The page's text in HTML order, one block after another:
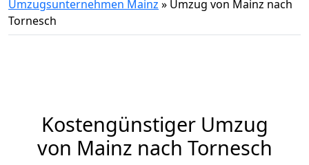
Umzugsunternehmen Mainz » Umzug von Mainz nach
Tornesch
Kostengünstiger Umzug
von Mainz nach Tornesch